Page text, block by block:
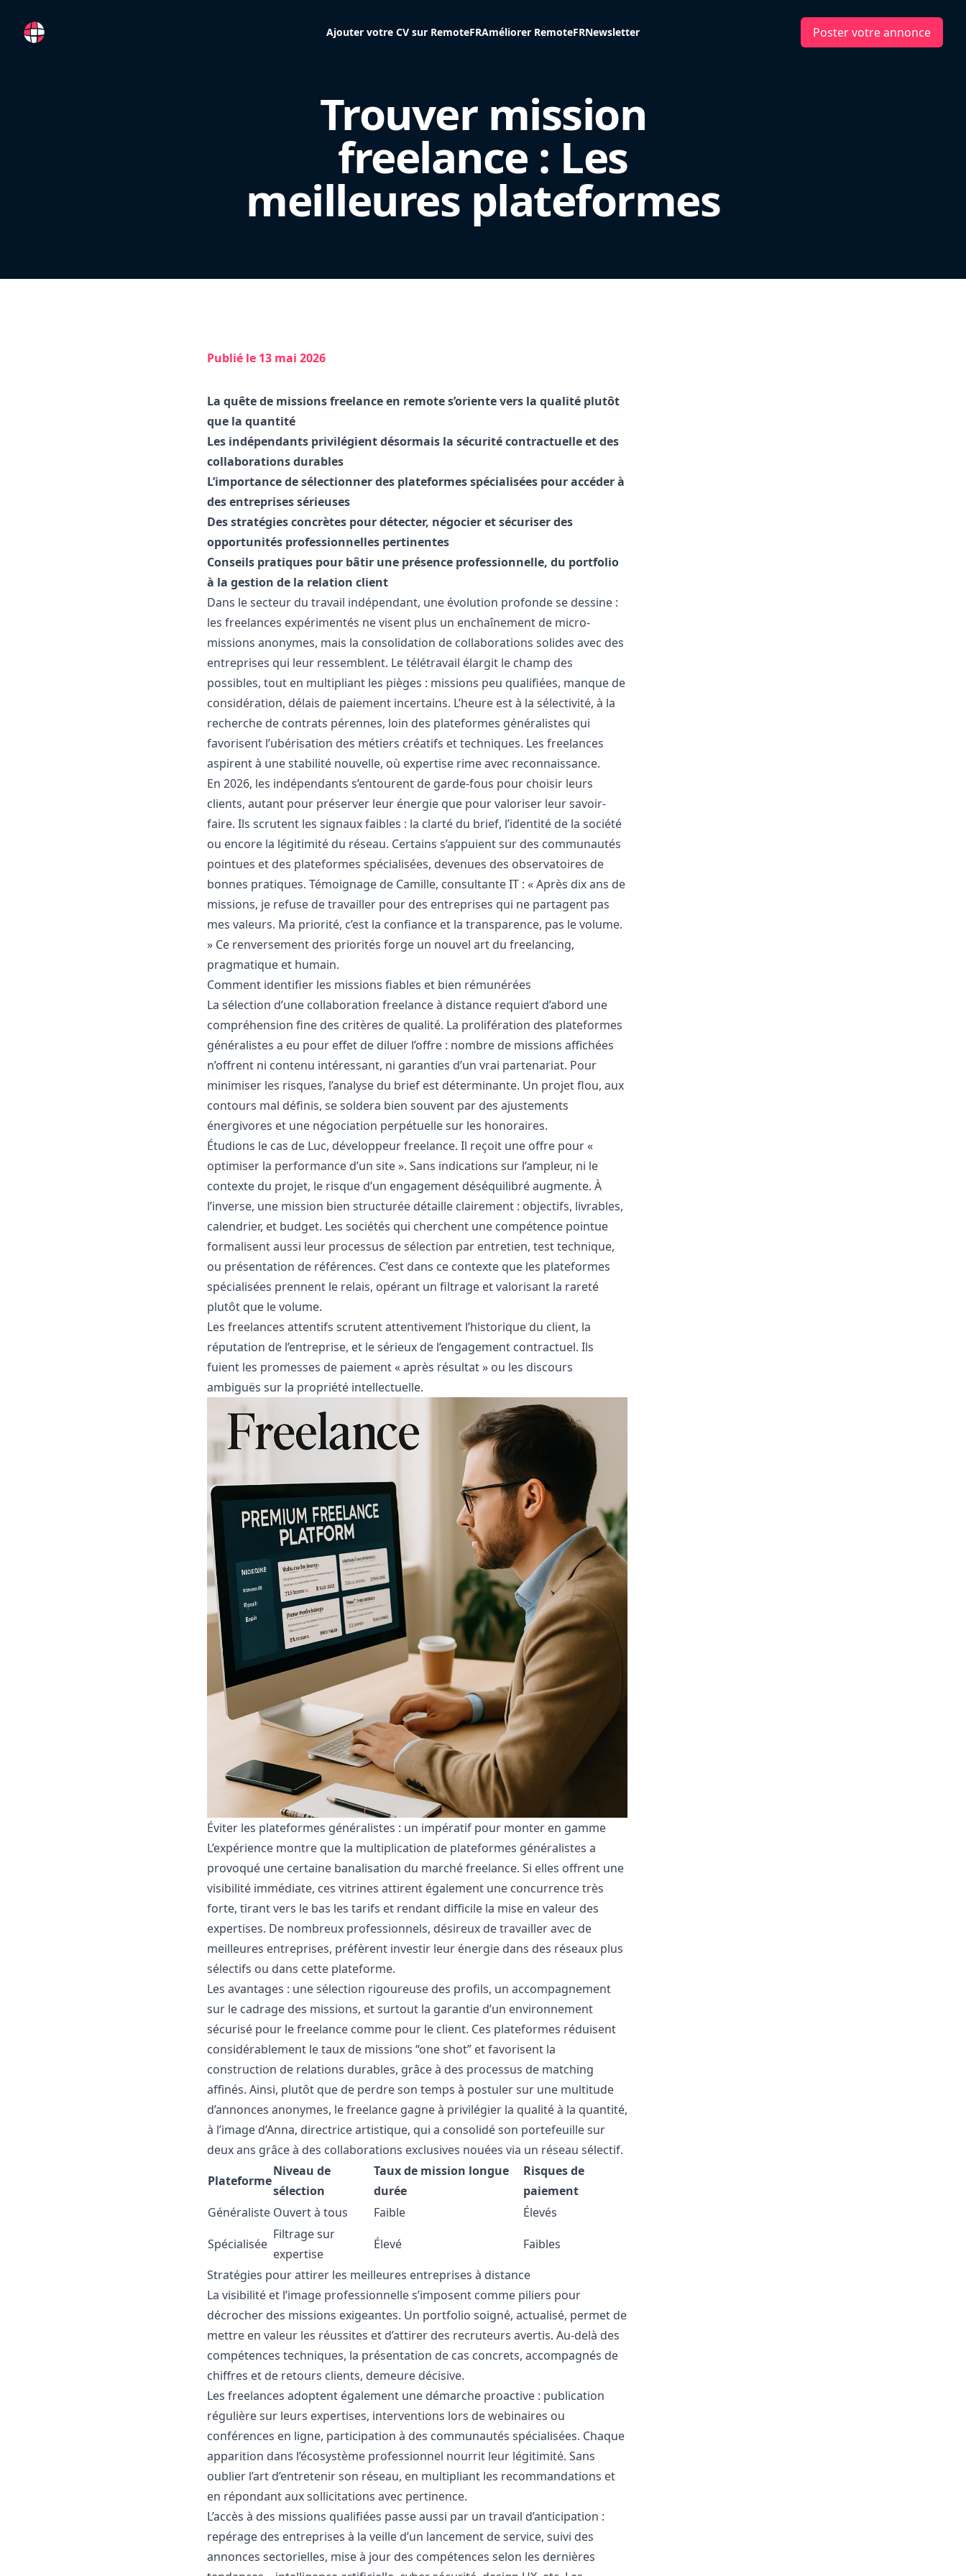
RemoteFR Ajouter votre CV sur RemoteFRAméliorer RemoteFRNewsletter Poster votre annonce
Trouver mission
freelance : Les
meilleures plateformes
Publié le 13 mai 2026
La quête de missions freelance en remote s’oriente vers la qualité plutôt
que la quantité
Les indépendants privilégient désormais la sécurité contractuelle et des
collaborations durables
L’importance de sélectionner des plateformes spécialisées pour accéder à
des entreprises sérieuses
Des stratégies concrètes pour détecter, négocier et sécuriser des
opportunités professionnelles pertinentes
Conseils pratiques pour bâtir une présence professionnelle, du portfolio
à la gestion de la relation client
Dans le secteur du travail indépendant, une évolution profonde se dessine :
les freelances expérimentés ne visent plus un enchaînement de micro-
missions anonymes, mais la consolidation de collaborations solides avec des
entreprises qui leur ressemblent. Le télétravail élargit le champ des
possibles, tout en multipliant les pièges : missions peu qualifiées, manque de
considération, délais de paiement incertains. L’heure est à la sélectivité, à la
recherche de contrats pérennes, loin des plateformes généralistes qui
favorisent l’ubérisation des métiers créatifs et techniques. Les freelances
aspirent à une stabilité nouvelle, où expertise rime avec reconnaissance.
En 2026, les indépendants s’entourent de garde-fous pour choisir leurs
clients, autant pour préserver leur énergie que pour valoriser leur savoir-
faire. Ils scrutent les signaux faibles : la clarté du brief, l’identité de la société
ou encore la légitimité du réseau. Certains s’appuient sur des communautés
pointues et des plateformes spécialisées, devenues des observatoires de
bonnes pratiques. Témoignage de Camille, consultante IT : « Après dix ans de
missions, je refuse de travailler pour des entreprises qui ne partagent pas
mes valeurs. Ma priorité, c’est la confiance et la transparence, pas le volume.
» Ce renversement des priorités forge un nouvel art du freelancing,
pragmatique et humain.
Comment identifier les missions fiables et bien rémunérées
La sélection d’une collaboration freelance à distance requiert d’abord une
compréhension fine des critères de qualité. La prolifération des plateformes
généralistes a eu pour effet de diluer l’offre : nombre de missions affichées
n’offrent ni contenu intéressant, ni garanties d’un vrai partenariat. Pour
minimiser les risques, l’analyse du brief est déterminante. Un projet flou, aux
contours mal définis, se soldera bien souvent par des ajustements
énergivores et une négociation perpétuelle sur les honoraires.
Étudions le cas de Luc, développeur freelance. Il reçoit une offre pour «
optimiser la performance d’un site ». Sans indications sur l’ampleur, ni le
contexte du projet, le risque d’un engagement déséquilibré augmente. À
l’inverse, une mission bien structurée détaille clairement : objectifs, livrables,
calendrier, et budget. Les sociétés qui cherchent une compétence pointue
formalisent aussi leur processus de sélection par entretien, test technique,
ou présentation de références. C’est dans ce contexte que les plateformes
spécialisées prennent le relais, opérant un filtrage et valorisant la rareté
plutôt que le volume.
Les freelances attentifs scrutent attentivement l’historique du client, la
réputation de l’entreprise, et le sérieux de l’engagement contractuel. Ils
fuient les promesses de paiement « après résultat » ou les discours
ambiguës sur la propriété intellectuelle.
Éviter les plateformes généralistes : un impératif pour monter en gamme
L’expérience montre que la multiplication de plateformes généralistes a
provoqué une certaine banalisation du marché freelance. Si elles offrent une
visibilité immédiate, ces vitrines attirent également une concurrence très
forte, tirant vers le bas les tarifs et rendant difficile la mise en valeur des
expertises. De nombreux professionnels, désireux de travailler avec de
meilleures entreprises, préfèrent investir leur énergie dans des réseaux plus
sélectifs ou dans cette plateforme.
Les avantages : une sélection rigoureuse des profils, un accompagnement
sur le cadrage des missions, et surtout la garantie d’un environnement
sécurisé pour le freelance comme pour le client. Ces plateformes réduisent
considérablement le taux de missions “one shot” et favorisent la
construction de relations durables, grâce à des processus de matching
affinés. Ainsi, plutôt que de perdre son temps à postuler sur une multitude
d’annonces anonymes, le freelance gagne à privilégier la qualité à la quantité,
à l’image d’Anna, directrice artistique, qui a consolidé son portefeuille sur
deux ans grâce à des collaborations exclusives nouées via un réseau sélectif.
Plateforme
Niveau de
sélection
Taux de mission longue
durée
Risques de
paiement
Généraliste Ouvert à tous Faible
Élevés
Spécialisée
Filtrage sur
expertise
Élevé
Faibles
Stratégies pour attirer les meilleures entreprises à distance
La visibilité et l’image professionnelle s’imposent comme piliers pour
décrocher des missions exigeantes. Un portfolio soigné, actualisé, permet de
mettre en valeur les réussites et d’attirer des recruteurs avertis. Au-delà des
compétences techniques, la présentation de cas concrets, accompagnés de
chiffres et de retours clients, demeure décisive.
Les freelances adoptent également une démarche proactive : publication
régulière sur leurs expertises, interventions lors de webinaires ou
conférences en ligne, participation à des communautés spécialisées. Chaque
apparition dans l’écosystème professionnel nourrit leur légitimité. Sans
oublier l’art d’entretenir son réseau, en multipliant les recommandations et
en répondant aux sollicitations avec pertinence.
L’accès à des missions qualifiées passe aussi par un travail d’anticipation :
repérage des entreprises à la veille d’un lancement de service, suivi des
annonces sectorielles, mise à jour des compétences selon les dernières